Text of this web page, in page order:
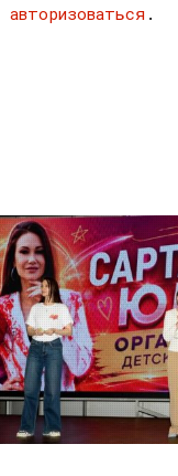
авторизоваться .